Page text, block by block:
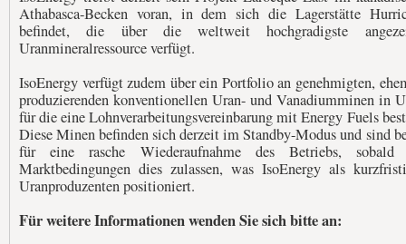
Athabasca-Becken voran, in dem sich die Lagerstätte
befindet, die über die weltweit hochgradigste
Uranmineralressource verfügt.
IsoEnergy verfügt zudem über ein Portfolio an genehmigten,
produzierenden konventionellen Uran- und Vanadiumminen in
für die eine Lohnverarbeitungsvereinbarung mit Energy Fuels
Diese Minen befinden sich derzeit im Standby-Modus und sind
für eine rasche Wiederaufnahme des Betriebs, sobald
Marktbedingungen dies zulassen, was IsoEnergy als
Uranproduzenten positioniert.
Für weitere Informationen wenden Sie sich bitte an: